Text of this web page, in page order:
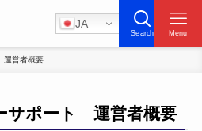
JA
Search Menu
運営者概要
サポート 運営者概要